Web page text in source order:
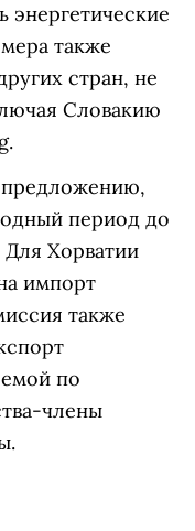
энергетические
также
стран, не
Словакию
период до
Хорватии
импорт
также
по
члены